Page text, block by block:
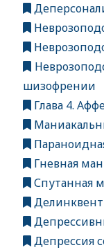
шизофрении
Глава 4.
Гневная
Спутанная
Депрессия